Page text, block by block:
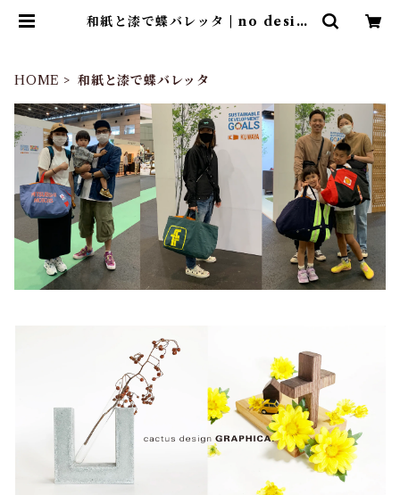
和紙と漆で蝶バレッタ | no design
HOME
和紙と漆で蝶バレッタ